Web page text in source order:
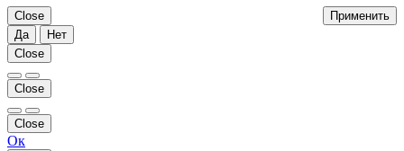
Применить
Close
Да
Нет
Close
Close
Close
Ок